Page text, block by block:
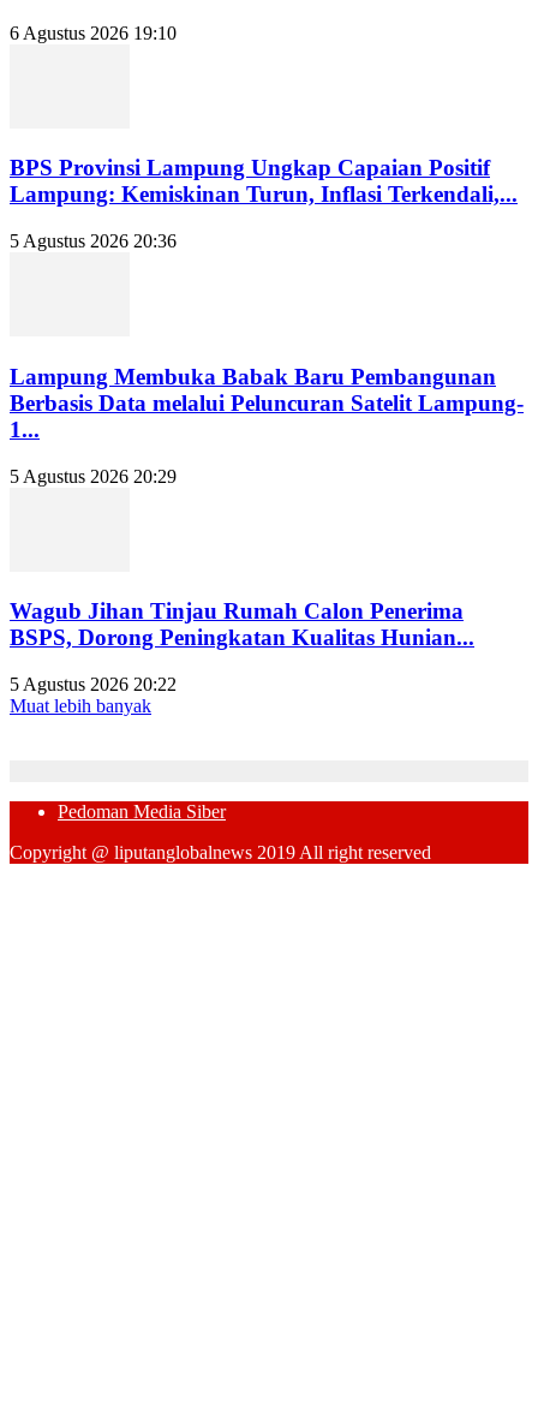
6 Agustus 2026 19:10
BPS Provinsi Lampung Ungkap Capaian Positif
Lampung: Kemiskinan Turun, Inflasi Terkendali,...
5 Agustus 2026 20:36
Lampung Membuka Babak Baru Pembangunan
Berbasis Data melalui Peluncuran Satelit Lampung-
1...
5 Agustus 2026 20:29
Wagub Jihan Tinjau Rumah Calon Penerima
BSPS, Dorong Peningkatan Kualitas Hunian...
5 Agustus 2026 20:22
Muat lebih banyak
Pedoman Media Siber
Copyright @ liputanglobalnews 2019 All right reserved